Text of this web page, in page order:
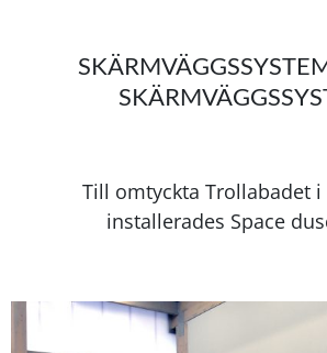
Till omtyckta Trollabadet i
installerades Space